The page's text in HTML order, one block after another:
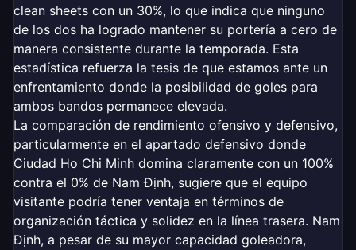
clean sheets con un 30%, lo que indica que ninguno
de los dos ha logrado mantener su portería a cero de
manera consistente durante la temporada. Esta
estadística refuerza la tesis de que estamos ante un
enfrentamiento donde la posibilidad de goles para
ambos bandos permanece elevada.
La comparación de rendimiento ofensivo y defensivo,
particularmente en el apartado defensivo donde
Ciudad Ho Chi Minh domina claramente con un 100%
contra el 0% de Nam Định, sugiere que el equipo
visitante podría tener ventaja en términos de
organización táctica y solidez en la línea trasera. Nam
Định, a pesar de su mayor capacidad goleadora,